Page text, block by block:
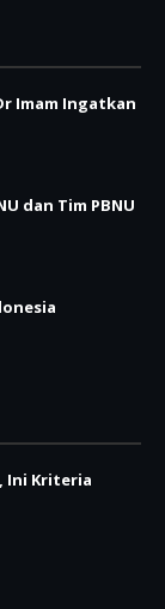
Imam Ingatkan
dan Tim PBNU
Ini Kriteria